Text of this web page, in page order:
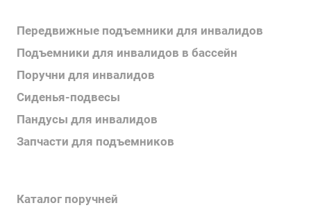
Передвижные подъемники для инвалидов
Подъемники для инвалидов в бассейн
Поручни для инвалидов
Сиденья-подвесы
Пандусы для инвалидов
Запчасти для подъемников
Каталог поручней